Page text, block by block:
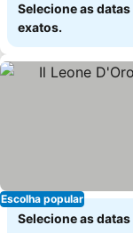
Selecione as
exatos.
Escolha popular
Selecione as